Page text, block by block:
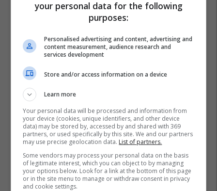
Xhavit Ukaj Vjosa Osmani
your personal data for the following
purposes:
Personalised advertising and content, advertising and
content measurement, audience research and
services development
Store and/or access information on a device
Learn more
Your personal data will be processed and information from
your device (cookies, unique identifiers, and other device
data) may be stored by, accessed by and shared with 369
partners, or used specifically by this site. We and our partners
may use precise geolocation data. List of partners.
Some vendors may process your personal data on the basis
of legitimate interest, which you can object to by managing
your options below. Look for a link at the bottom of this page
or in the site menu to manage or withdraw consent in privacy
and cookie settings.